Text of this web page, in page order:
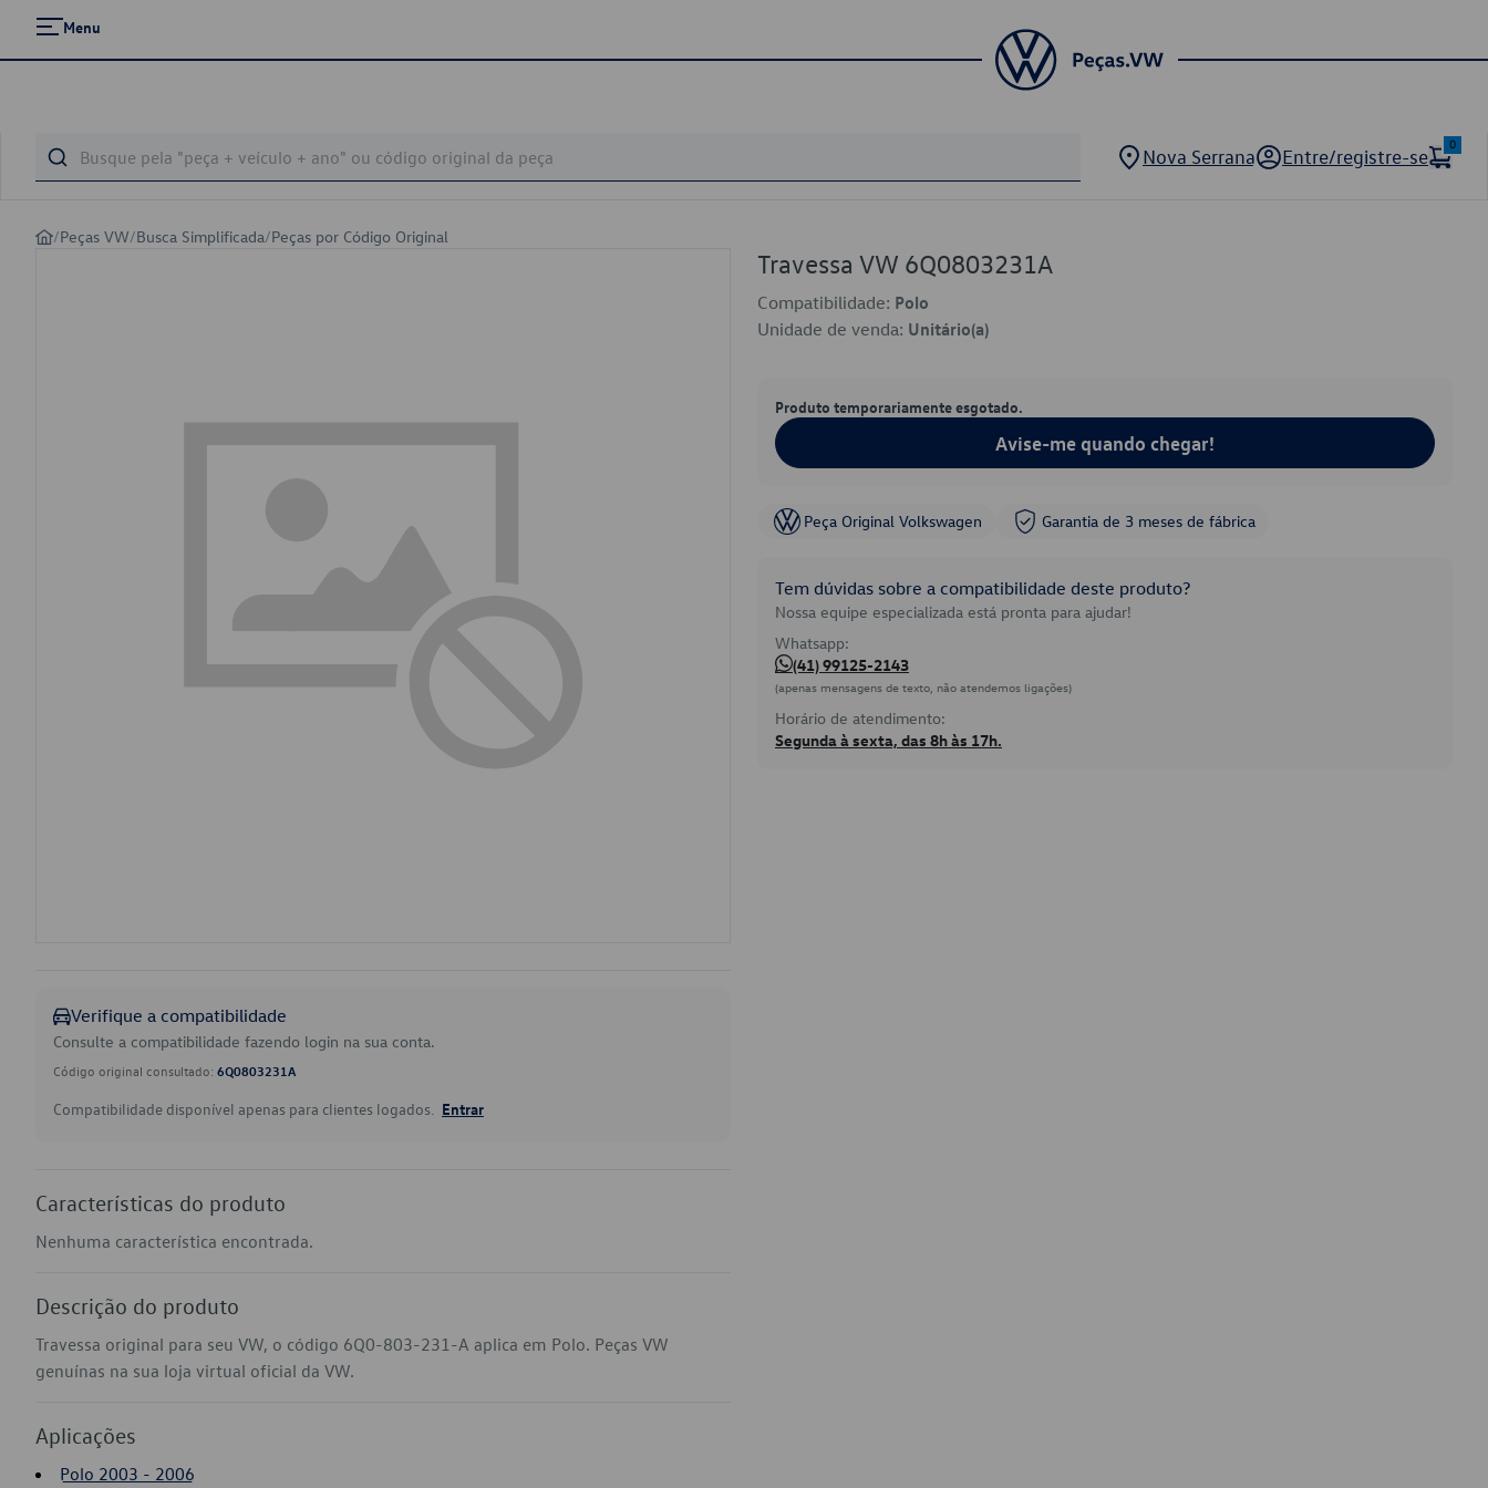
Menu
Nova Serrana Entre/registre-se
0
/Peças VW/Busca Simplificada/Peças por Código Original
Verifique a compatibilidade
Consulte a compatibilidade fazendo login na sua conta.
Código original consultado: 6Q0803231A
Compatibilidade disponível apenas para clientes logados. Entrar
Características do produto
Nenhuma característica encontrada.
Descrição do produto
Travessa original para seu VW, o código 6Q0-803-231-A aplica em Polo. Peças VW
genuínas na sua loja virtual oficial da VW.
Aplicações
Polo 2003 - 2006
Travessa VW 6Q0803231A
Compatibilidade: Polo
Unidade de venda: Unitário(a)
Produto temporariamente esgotado.
Avise-me quando chegar!
Peça Original Volkswagen Garantia de 3 meses de fábrica
Tem dúvidas sobre a compatibilidade deste produto?
Nossa equipe especializada está pronta para ajudar!
Whatsapp:
(41) 99125-2143
(apenas mensagens de texto, não atendemos ligações)
Horário de atendimento:
Segunda à sexta, das 8h às 17h.